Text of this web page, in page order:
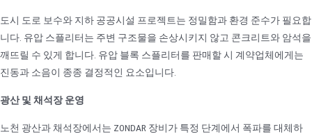
도시 도로 보수와 지하 공공시설 프로젝트는 정밀함과 환경 준수가 필요합
니다. 유압 스플리터는 주변 구조물을 손상시키지 않고 콘크리트와 암석을
깨뜨릴 수 있게 합니다. 유압 블록 스플리터를 판매할 시 계약업체에게는
진동과 소음이 종종 결정적인 요소입니다.
광산 및 채석장 운영
노천 광산과 채석장에서는 ZONDAR 장비가 특정 단계에서 폭파를 대체하